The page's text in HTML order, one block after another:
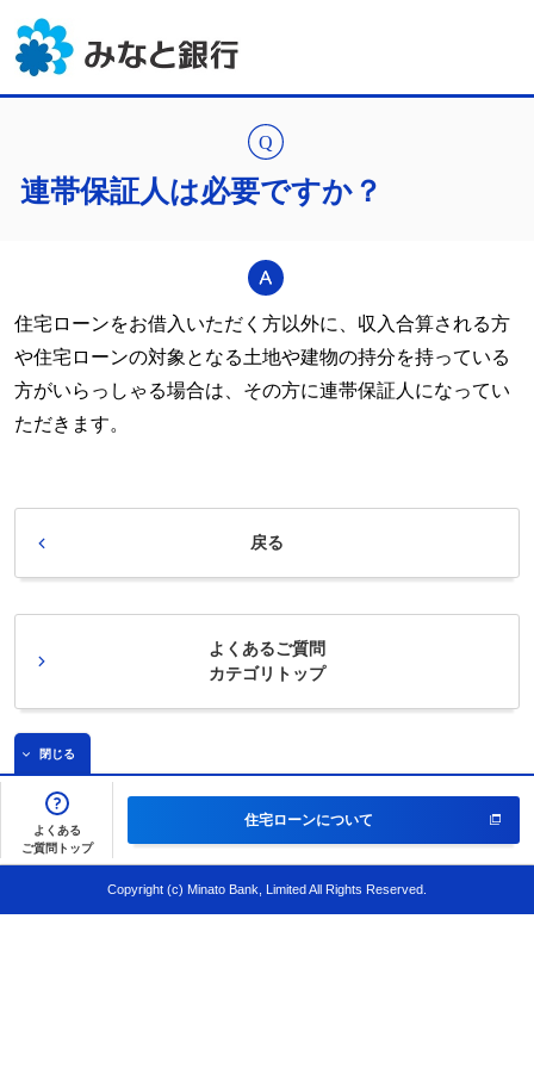
連帯保証人は必要ですか？
住宅ローンをお借入いただく方以外に、収入合算される方
や住宅ローンの対象となる土地や建物の持分を持っている
方がいらっしゃる場合は、その方に連帯保証人になってい
ただきます。
戻る
よくあるご質問
カテゴリトップ
閉じる
よくある
ご質問トップ
住宅ローンについて
Copyright (c) Minato Bank, Limited All Rights Reserved.